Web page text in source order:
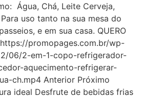
Água, Chá, Leite Cerveja,
uso tanto na sua mesa do
e em sua casa. QUERO
https://promopages.com.br/wp-
06/2-em-1-copo-refrigerador-
aquecimento-refrigerar-
ch.mp4 Anterior Próximo
ideal Desfrute de bebidas frias